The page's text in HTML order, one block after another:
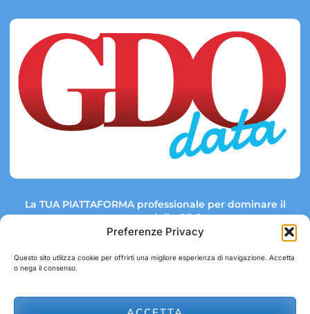
Preferenze Privacy
Questo sito utilizza cookie per offrirti una migliore esperienza di navigazione. Accetta
o nega il consenso.
La TUA PIATTAFORMA professionale per dominare il
mercato della GDO.
Link rapidi: